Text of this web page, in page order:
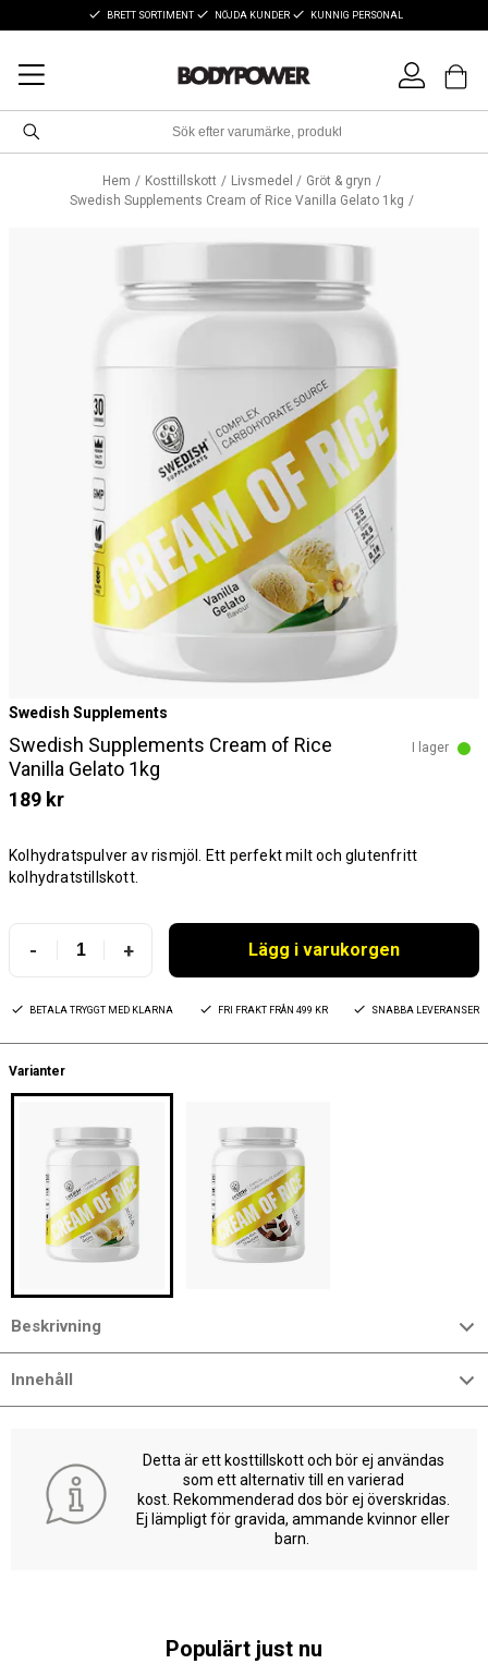
BRETT SORTIMENT NÖJDA KUNDER KUNNIG PERSONAL
Hem Kosttillskott Livsmedel
Gröt & gryn
Swedish Supplements Cream of Rice Vanilla Gelato 1kg
Swedish Supplements
Swedish Supplements Cream of Rice
Vanilla Gelato 1kg
I lager
189 kr
Kolhydratspulver av rismjöl. Ett perfekt milt och glutenfritt
kolhydratstillskott.
- + Lägg i varukorgen
BETALA TRYGGT MED KLARNA FRI FRAKT FRÅN 499 KR SNABBA LEVERANSER
Varianter
Beskrivning
Innehåll
Detta är ett kosttillskott och bör ej användas
som ett alternativ till en varierad
kost. Rekommenderad dos bör ej överskridas.
Ej lämpligt för gravida, ammande kvinnor eller
barn.
Populärt just nu